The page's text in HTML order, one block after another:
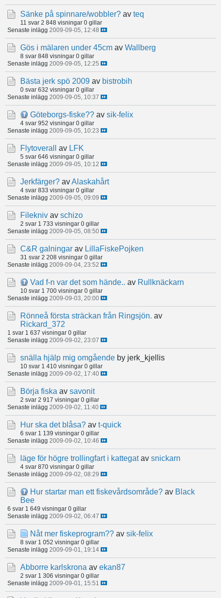
Sänke på spinnare/wobbler? av teq
11 svar 2 848 visningar 0 gillar
Senaste inlägg 2009-09-05, 12:48
Gös i mälaren under 45cm av Wallberg
8 svar 848 visningar 0 gillar
Senaste inlägg 2009-09-05, 12:25
Bästa jerk spö 2009 av bistrobih
0 svar 632 visningar 0 gillar
Senaste inlägg 2009-09-05, 10:37
Göteborgs-fiske?? av sik-felix
4 svar 952 visningar 0 gillar
Senaste inlägg 2009-09-05, 10:23
Flytoverall av LFK
5 svar 646 visningar 0 gillar
Senaste inlägg 2009-09-05, 10:12
Jerkfärger? avAlaskahårt
4 svar 833 visningar 0 gillar
Senaste inlägg 2009-09-05, 09:09
Filekniv av schizo
2 svar 1 733 visningar 0 gillar
Senaste inlägg 2009-09-05, 08:50
C&R galningar av LillaFiskePojken
31 svar 2 208 visningar 0 gillar
Senaste inlägg 2009-09-04, 23:52
Vad f-n var det som hände.. av Rullknäckarn
10 svar 1 700 visningar 0 gillar
Senaste inlägg 2009-09-03, 20:00
Rönneå första sträckan från Ringsjön. av
Rickard_372
1 svar 1 637 visningar 0 gillar
Senaste inlägg 2009-09-02, 23:07
snälla hjälp mig omgående by jerk_kjellis
10 svar 1 410 visningar 0 gillar
Senaste inlägg 2009-09-02, 17:40
Börja fiska av savonit
2 svar 2 917 visningar 0 gillar
Senaste inlägg 2009-09-02, 11:40
Hur ska det blåsa? av t-quick
6 svar 1 139 visningar 0 gillar
Senaste inlägg 2009-09-02, 10:46
läge för högre trollingfart i kattegat av snickarn
4 svar 870 visningar 0 gillar
Senaste inlägg 2009-09-02, 08:29
Hur startar man ett fiskevårdsområde? av Black
Bee
6 svar 1 649 visningar 0 gillar
Senaste inlägg 2009-09-02, 06:47
Nåt mer fiskeprogram?? av sik-felix
8 svar 1 052 visningar 0 gillar
Senaste inlägg 2009-09-01, 19:14
Abborre karlskrona av ekan87
2 svar 1 306 visningar 0 gillar
Senaste inlägg 2009-09-01, 15:51